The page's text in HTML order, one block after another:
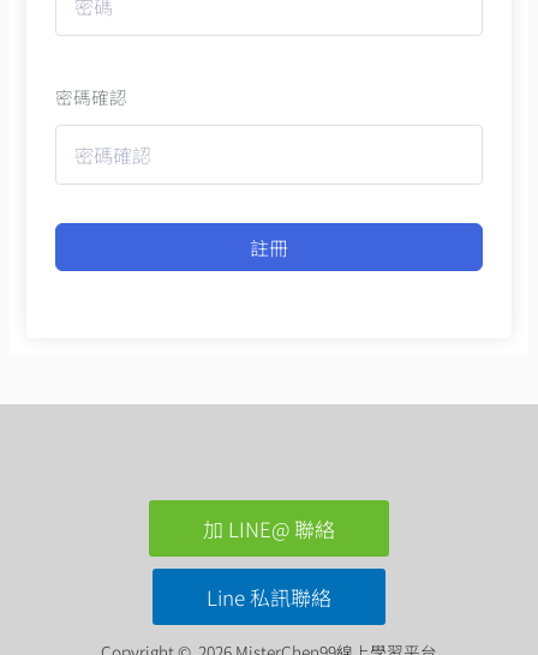
密碼確認
註冊
加 LINE@ 聯絡
Line 私訊聯絡